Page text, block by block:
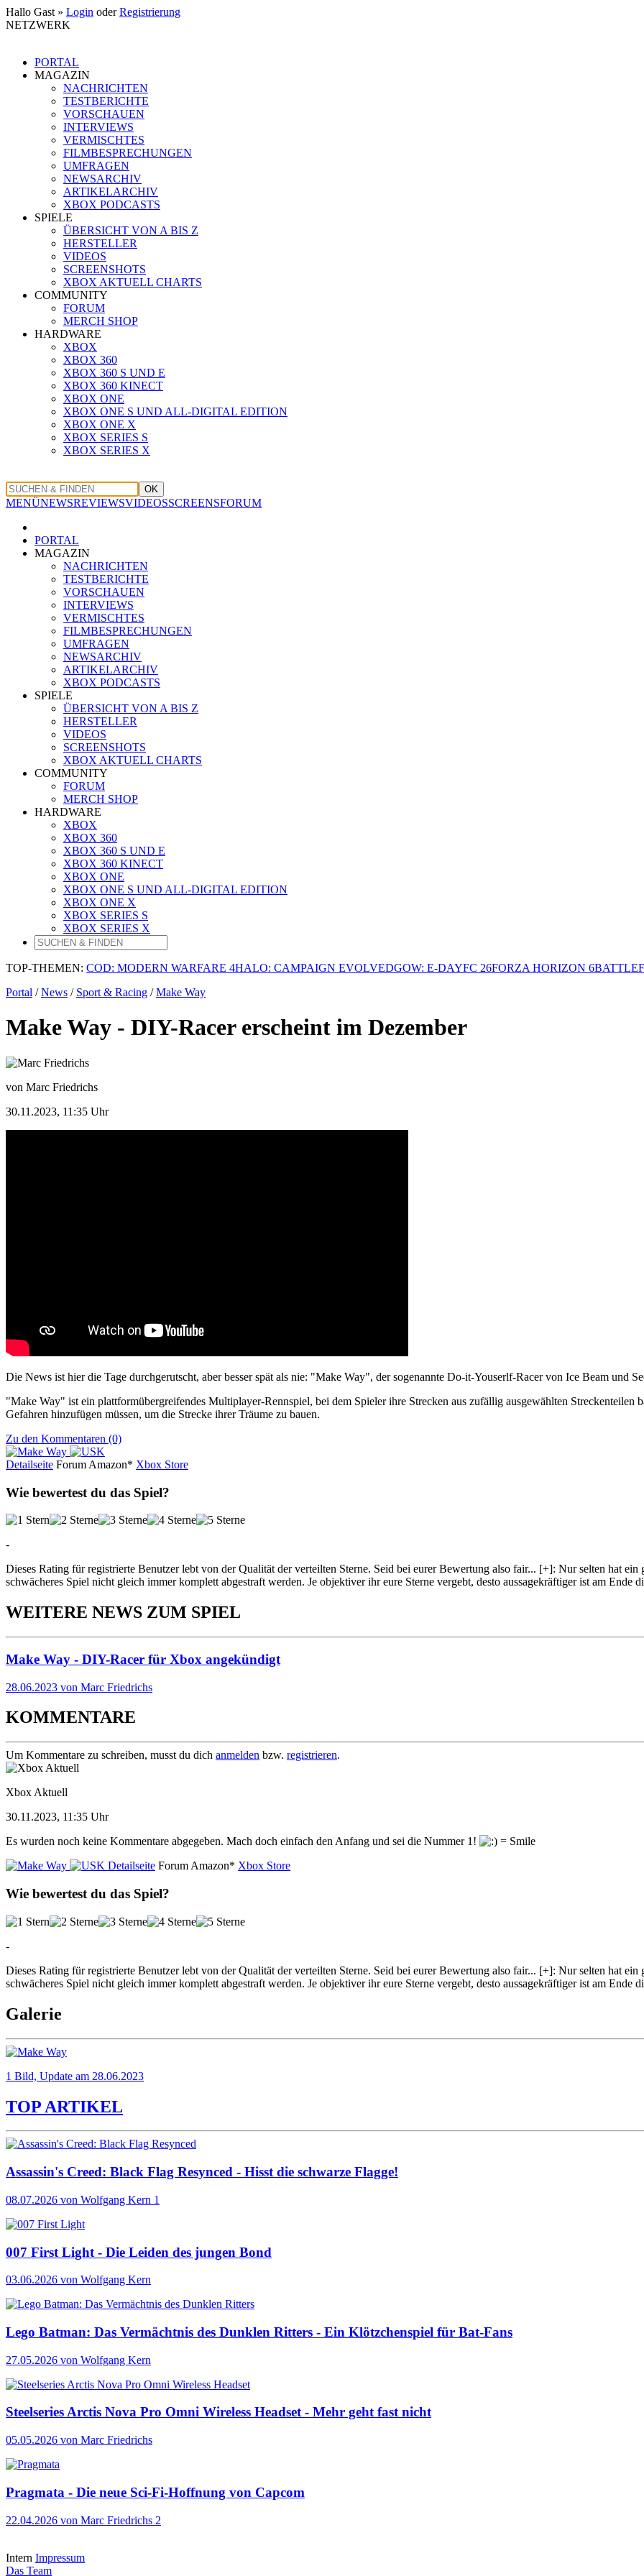
Hallo Gast » Login oderRegistrierung
NETZWERK
PORTAL
MAGAZIN
NACHRICHTEN
TESTBERICHTE
VORSCHAUEN
INTERVIEWS
VERMISCHTES
FILMBESPRECHUNGEN
UMFRAGEN
NEWSARCHIV
ARTIKELARCHIV
XBOX PODCASTS
SPIELE
ÜBERSICHT VON A BIS Z
HERSTELLER
VIDEOS
SCREENSHOTS
XBOX AKTUELL CHARTS
COMMUNITY
FORUM
MERCH SHOP
HARDWARE
XBOX
XBOX 360
XBOX 360 S UND E
XBOX 360 KINECT
XBOX ONE
XBOX ONE S UND ALL-DIGITAL EDITION
XBOX ONE X
XBOX SERIES S
XBOX SERIES X
OK
MENÜNEWSREVIEWSVIDEOSSCREENSFORUM
PORTAL
MAGAZIN
NACHRICHTEN
TESTBERICHTE
VORSCHAUEN
INTERVIEWS
VERMISCHTES
FILMBESPRECHUNGEN
UMFRAGEN
NEWSARCHIV
ARTIKELARCHIV
XBOX PODCASTS
SPIELE
ÜBERSICHT VON A BIS Z
HERSTELLER
VIDEOS
SCREENSHOTS
XBOX AKTUELL CHARTS
COMMUNITY
FORUM
MERCH SHOP
HARDWARE
XBOX
XBOX 360
XBOX 360 S UND E
XBOX 360 KINECT
XBOX ONE
XBOX ONE S UND ALL-DIGITAL EDITION
XBOX ONE X
XBOX SERIES S
XBOX SERIES X
TOP-THEMEN: COD: MODERN WARFARE 4HALO: CAMPAIGN EVOLVEDGOW: E-DAYFC 26FORZA HORIZON 6
Portal /News / Sport & Racing /Make Way
Make Way - DIY-Racer erscheint im Dezember
von Marc Friedrichs
30.11.2023, 11:35 Uhr
Die News ist hier die Tage durchgerutscht, aber besser spät als nie: "Make Way", der sogenannte Do-it-Youserlf-Racer von Ice Beam und
"Make Way" ist ein plattformübergreifendes Multiplayer-Rennspiel, bei dem Spieler ihre Strecken aus zufällig ausgewählten Streckenteilen
Gefahren hinzufügen müssen, um die Strecke ihrer Träume zu bauen.
Zu den Kommentaren (0)
Detailseite Forum Amazon* Xbox Store
Wie bewertest du das Spiel?
-
Dieses Rating für registrierte Benutzer lebt von der Qualität der verteilten Sterne. Seid bei eurer Bewertung also fair... [+]: Nur selten hat ein
schwächeres Spiel nicht gleich immer komplett abgestraft werden. Je objektiver ihr eure Sterne vergebt, desto aussagekräftiger ist am Ende
WEITERE NEWS ZUM SPIEL
Make Way - DIY-Racer für Xbox angekündigt
28.06.2023 von Marc Friedrichs
KOMMENTARE
Um Kommentare zu schreiben, musst du dich anmelden bzw. registrieren.
Xbox Aktuell
30.11.2023, 11:35 Uhr
Es wurden noch keine Kommentare abgegeben. Mach doch einfach den Anfang und sei die Nummer 1!
Detailseite Forum Amazon* Xbox Store
Wie bewertest du das Spiel?
-
Dieses Rating für registrierte Benutzer lebt von der Qualität der verteilten Sterne. Seid bei eurer Bewertung also fair... [+]: Nur selten hat ein
schwächeres Spiel nicht gleich immer komplett abgestraft werden. Je objektiver ihr eure Sterne vergebt, desto aussagekräftiger ist am Ende
Galerie
1 Bild, Update am 28.06.2023
TOP ARTIKEL
Assassin's Creed: Black Flag Resynced - Hisst die schwarze Flagge!
08.07.2026 von Wolfgang Kern 1
007 First Light - Die Leiden des jungen Bond
03.06.2026 von Wolfgang Kern
Lego Batman: Das Vermächtnis des Dunklen Ritters - Ein Klötzchenspiel für Bat-Fans
27.05.2026 von Wolfgang Kern
Steelseries Arctis Nova Pro Omni Wireless Headset - Mehr geht fast nicht
05.05.2026 von Marc Friedrichs
Pragmata - Die neue Sci-Fi-Hoffnung von Capcom
22.04.2026 von Marc Friedrichs 2
Intern Impressum
Das Team